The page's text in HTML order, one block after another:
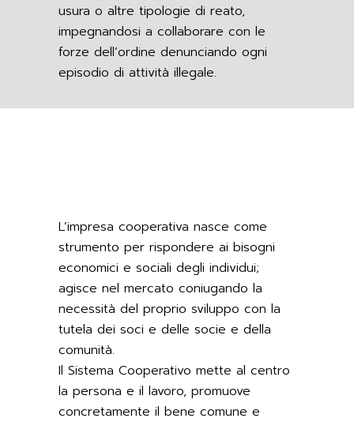
usura o altre tipologie di reato,
impegnandosi a collaborare con le
forze dell’ordine denunciando ogni
episodio di attività illegale.
L’impresa cooperativa nasce come
strumento per rispondere ai bisogni
economici e sociali degli individui;
agisce nel mercato coniugando la
necessità del proprio sviluppo con la
tutela dei soci e delle socie e della
comunità.
Il Sistema Cooperativo mette al centro
la persona e il lavoro, promuove
concretamente il bene comune e